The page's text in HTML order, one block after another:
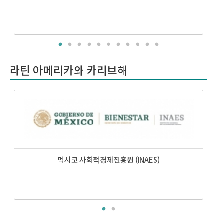
라틴 아메리카와 카리브해
멕시코 사회적경제진흥원 (INAES)